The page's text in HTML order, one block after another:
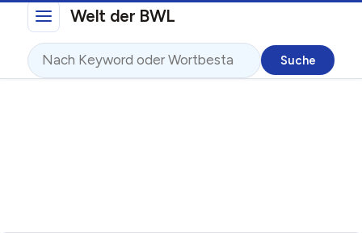
Direkt zum InhaltWelt der BWL
Suche